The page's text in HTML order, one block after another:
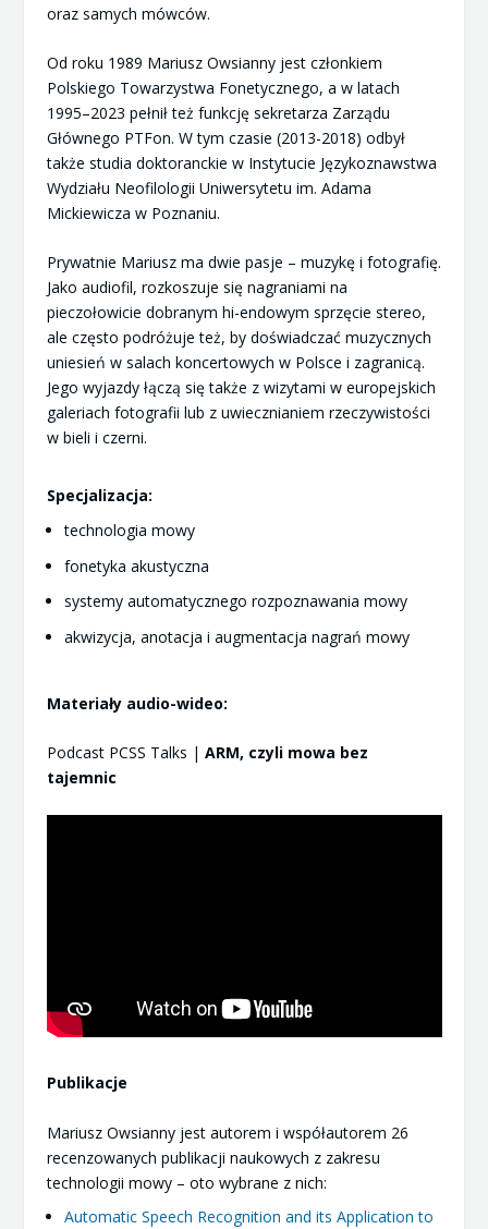
oraz samych mówców.
Od roku 1989 Mariusz Owsianny jest członkiem
Polskiego Towarzystwa Fonetycznego, a w latach
1995–2023 pełnił też funkcję sekretarza Zarządu
Głównego PTFon. W tym czasie (2013-2018) odbył
także studia doktoranckie w Instytucie Językoznawstwa
Wydziału Neofilologii Uniwersytetu im. Adama
Mickiewicza w Poznaniu.
Prywatnie Mariusz ma dwie pasje – muzykę i fotografię.
Jako audiofil, rozkoszuje się nagraniami na
pieczołowicie dobranym hi-endowym sprzęcie stereo,
ale często podróżuje też, by doświadczać muzycznych
uniesień w salach koncertowych w Polsce i zagranicą.
Jego wyjazdy łączą się także z wizytami w europejskich
galeriach fotografii lub z uwiecznianiem rzeczywistości
w bieli i czerni.
Specjalizacja:
technologia mowy
fonetyka akustyczna
systemy automatycznego rozpoznawania mowy
akwizycja, anotacja i augmentacja nagrań mowy
Materiały audio-wideo:
Podcast PCSS Talks | ARM, czyli mowa bez
tajemnic
Publikacje
Mariusz Owsianny jest autorem i współautorem 26
recenzowanych publikacji naukowych z zakresu
technologii mowy – oto wybrane z nich:
Automatic Speech Recognition and its Application to